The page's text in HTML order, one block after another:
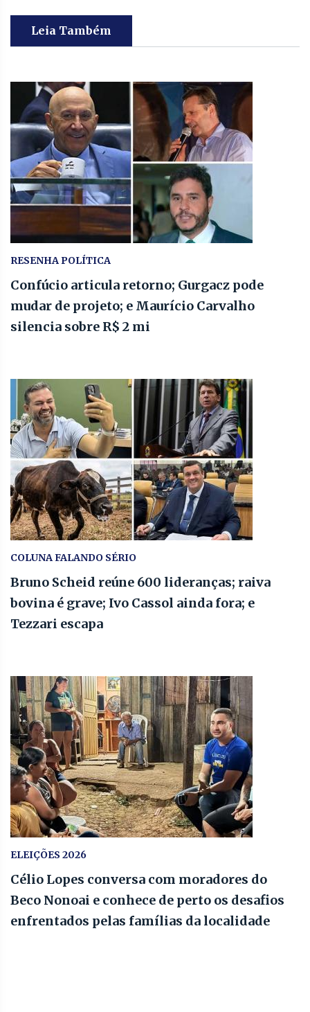
Leia Também
RESENHA POLÍTICA
Confúcio articula retorno; Gurgacz pode
mudar de projeto; e Maurício Carvalho
silencia sobre R$ 2 mi
COLUNA FALANDO SÉRIO
Bruno Scheid reúne 600 lideranças; raiva
bovina é grave; Ivo Cassol ainda fora; e
Tezzari escapa
ELEIÇÕES 2026
Célio Lopes conversa com moradores do
Beco Nonoai e conhece de perto os desafios
enfrentados pelas famílias da localidade